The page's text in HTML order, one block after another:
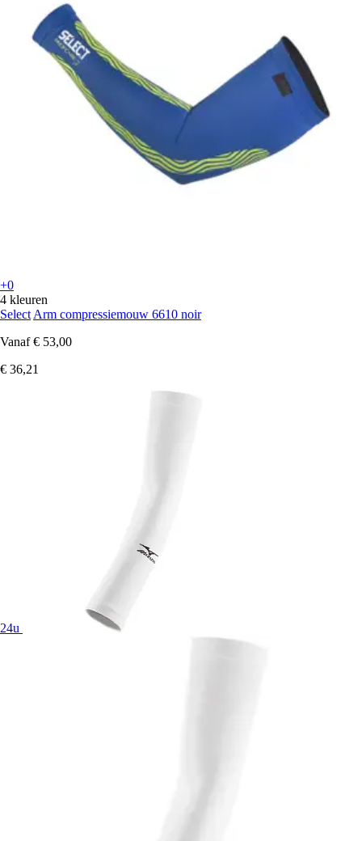
+0
4 kleuren
Select Arm compressiemouw 6610 noir
Vanaf € 53,00
€ 36,21
24u